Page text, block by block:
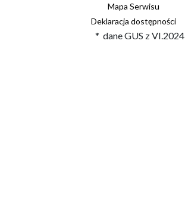
Mapa Serwisu
Deklaracja dostępności
* dane GUS z VI.2024